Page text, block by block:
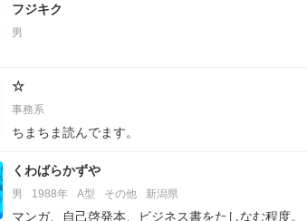
フジキク
男
☆
事務系
ちまちま読んでます。
くわばらかずや
男 1988年 A型 その他 新潟県
マンガ、自己啓発本、ビジネス書をたしなむ程度。